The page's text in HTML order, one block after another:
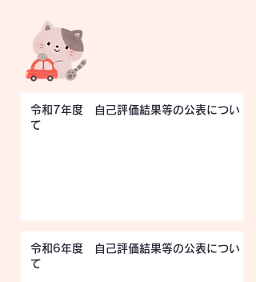
令和7年度 自己評価結果等の公表につい
て
令和6年度 自己評価結果等の公表につい
て